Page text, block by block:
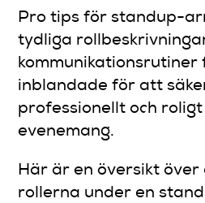
Pro tips för standup-
tydliga
kommunikationsrutiner
inblandade för att
professionellt och
evenemang.
Här är en översikt över
rollerna under en